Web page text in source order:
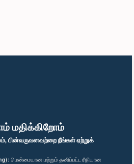
மதிக்கிறோம்
பின்வருவனவற்றை நீங்கள் ஏற்றுக்
மென்மையான மற்றும் தனிப்பட்ட ரீதியான